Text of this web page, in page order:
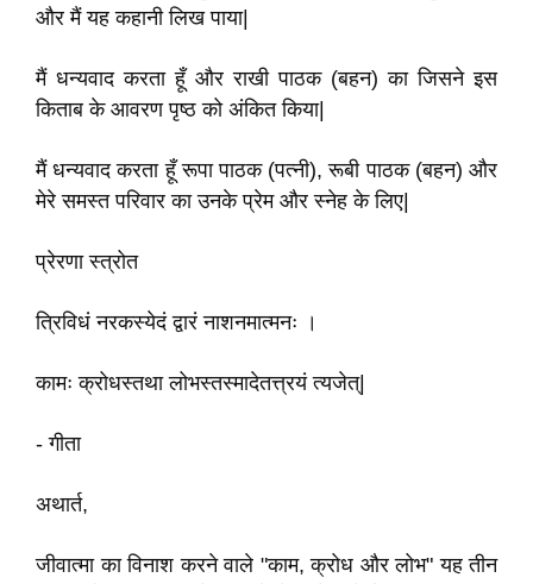
और मैं यह कहानी लिख पाया|
मैं धन्यवाद करता हूँ और राखी पाठक (बहन) का जिसने इस
किताब के आवरण पृष्ठ को अंकित किया|
मैं धन्यवाद करता हूँ रूपा पाठक (पत्नी),रूबी पाठक (बहन) और
मेरे समस्त परिवार का उनके प्रेम और स्नेह के लिए
प्रेरणा स्त्रोत
त्रिविधं नरकस्येदं द्वारं नाशनमात्मनः ।
कामः क्रोधस्तथा लोभस्तस्मादेतत्त्रयं त्यजेत्‌|
-गीता
अथार्त,
जीवात्मा का विनाश करने वाले "काम,क्रोध और लोभ"यह तीन